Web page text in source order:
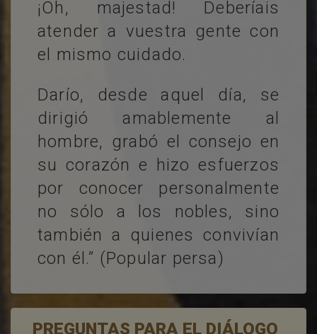
¡Oh, majestad! Deberíais
atender a vuestra gente con
el mismo cuidado.
Darío, desde aquel día, se
dirigió amablemente al
hombre, grabó el consejo en
su corazón e hizo esfuerzos
por conocer personalmente
no sólo a los nobles, sino
también a quienes convivían
con él.” (Popular persa)
PREGUNTAS PARA EL DIÁLOGO